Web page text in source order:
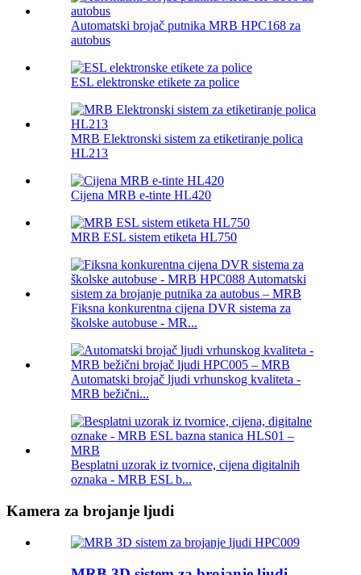
Automatski brojač putnika MRB HPC168 za
autobus
ESL elektronske etikete za police
MRB Elektronski sistem za etiketiranje polica
HL213
Cijena MRB e-tinte HL420
MRB ESL sistem etiketa HL750
Fiksna konkurentna cijena DVR sistema za
školske autobuse - MR...
Automatski brojač ljudi vrhunskog kvaliteta -
MRB bežični...
Besplatni uzorak iz tvornice, cijena digitalnih
oznaka - MRB ESL b...
Kamera za brojanje ljudi